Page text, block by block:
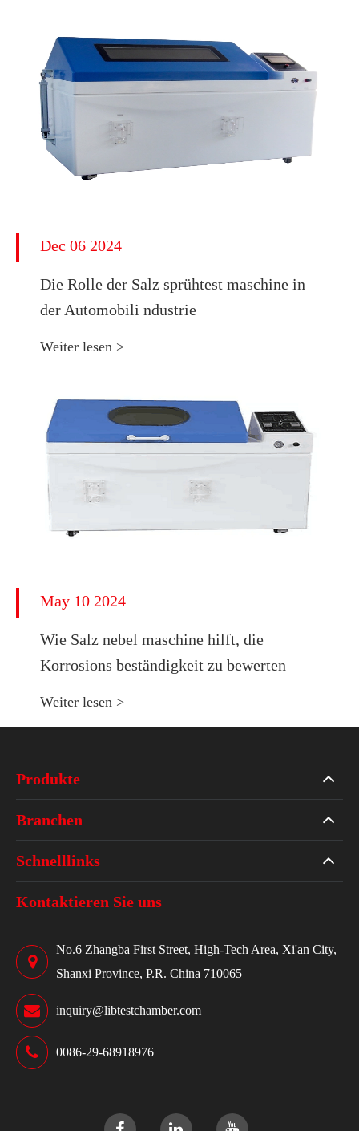
Dec 06 2024
Die Rolle der Salz sprühtest maschine in
der Automobili ndustrie
Weiter lesen >
May 10 2024
Wie Salz nebel maschine hilft, die
Korrosions beständigkeit zu bewerten
Weiter lesen >
Produkte
Branchen
Schnelllinks
Kontaktieren Sie uns
No.6 Zhangba First Street, High-Tech Area, Xi'an City,
Shanxi Province, P.R. China 710065
inquiry@libtestchamber.com
0086-29-68918976